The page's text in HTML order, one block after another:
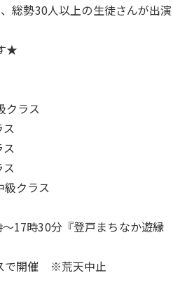
総勢30人以上の生徒さんが出演
★
クラス
級クラス
17時30分『登戸まちなか遊縁
で開催 ※荒天中止